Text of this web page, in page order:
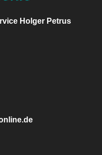
Holger Petrus